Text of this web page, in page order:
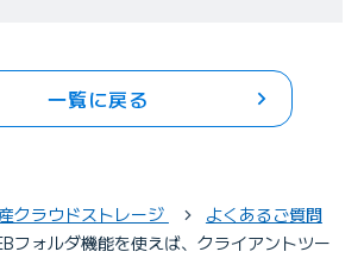
一覧に戻る
クラウドストレージ
よくあるご質問
フォルダ機能を使えば、クライアントツー